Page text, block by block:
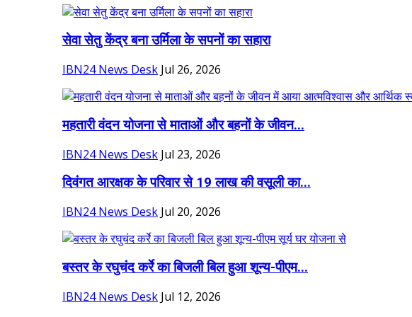
सेवा सेतु केंद्र बना उर्मिला के सपनों का सहारा
IBN24 News Desk Jul 26, 2026
महतारी वंदन योजना से माताओं और बहनों के जीवन...
IBN24 News Desk Jul 23, 2026
दिवंगत आरक्षक के परिवार से 19 लाख की वसूली का...
IBN24 News Desk Jul 20, 2026
बस्तर के रघुचंद कर्रे का बिजली बिल हुआ शून्य-पीएम...
IBN24 News Desk Jul 12, 2026